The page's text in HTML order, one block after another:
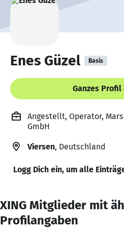
Enes Güzel Basis
Ganzes Profil
Angestellt, Operator,
GmbH
Viersen, Deutschland
Logg Dich ein, um alle
XING Mitglieder mit
Profilangaben